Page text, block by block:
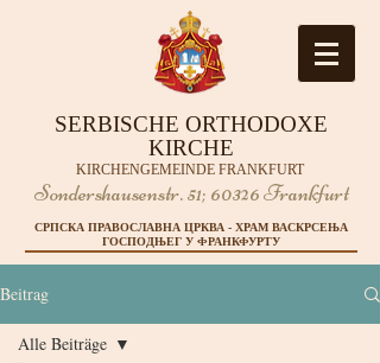
SERBISCHE ORTHODOXE
KIRCHE
KIRCHENGEMEINDE FRANKFURT
Sondershausenstr. 51; 60326 Frankfurt
СРПСКА ПРАВОСЛАВНА ЦРКВА - ХРАМ ВАСКРСЕЊА
ГОСПОДЊЕГ У ФРАНКФУРТУ
Beitrag
Alle Beiträge